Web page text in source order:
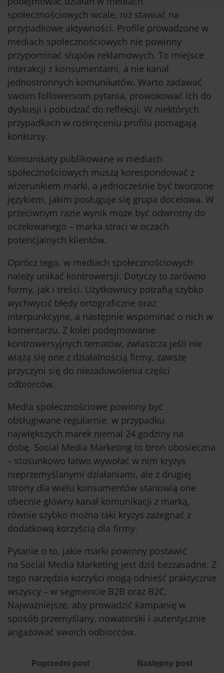
społecznościowych wcale, niż stawiać na
przypadkowe aktywności. Profile prowadzone w
mediach społecznościowych nie powinny
przypominać słupów reklamowych. To miejsce
interakcji z konsumentami, a nie kanał
jednostronnych komunikatów. Warto zadawać
swoim followersom pytania, prowokować ich do
dyskusji i pobudzać do refleksji. W niektórych
przypadkach w rozkręceniu profilu pomagają
konkursy.
Komunikaty publikowane w mediach
społecznościowych muszą korespondować z
wizerunkiem marki, a jednocześnie być tworzone
językiem, jakim posługuje się grupa docelowa. W
przeciwnym razie wynik może być odwrotny do
oczekiwanego – marka straci w oczach
potencjalnych klientów.
Oprócz tego, w mediach społecznościowych
należy unikać kontrowersji. Dotyczy to zarówno
formy, jak i treści. Użytkownicy potrafią szybko
wychwycić błędy ortograficzne oraz
interpunkcyjne, a następnie wspominać o nich w
komentarzu. Z kolei podejmowanie
kontrowersyjnych tematów, zwłaszcza jeśli nie
wiążą się one z działalnością firmy, zawsze
przyczyni się do niezadowolenia części
odbiorców.
Media społecznościowe powinny być
obsługiwane regularnie, w przypadku
największych marek niemal 24 godziny na
dobę. Social Media Marketing to broń obosieczna
– stosunkowo łatwo wywołać w nim kryzys
nieprzemyślanymi działaniami, ale z drugiej
strony dla wielu konsumentów stanowią one
obecnie główny kanał komunikacji z marką,
równie szybko można taki kryzys zażegnać z
dodatkową korzyścią dla firmy.
Pytanie o to, jakie marki powinny postawić
na Social Media Marketing jest dziś bezzasadne. Z
tego narzędzia korzyści mogą odnieść praktycznie
wszyscy – w segmencie B2B oraz B2C.
Najważniejsze, aby prowadzić kampanię w
sposób przemyślany, nowatorski i autentycznie
angażować swoich odbiorców.
Poprzedni post Następny post